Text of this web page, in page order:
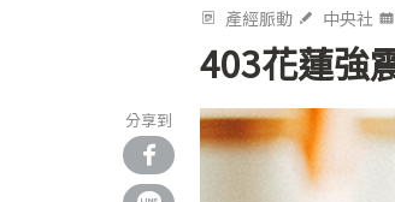
產經脈動 中央社
403花蓮強
分享到